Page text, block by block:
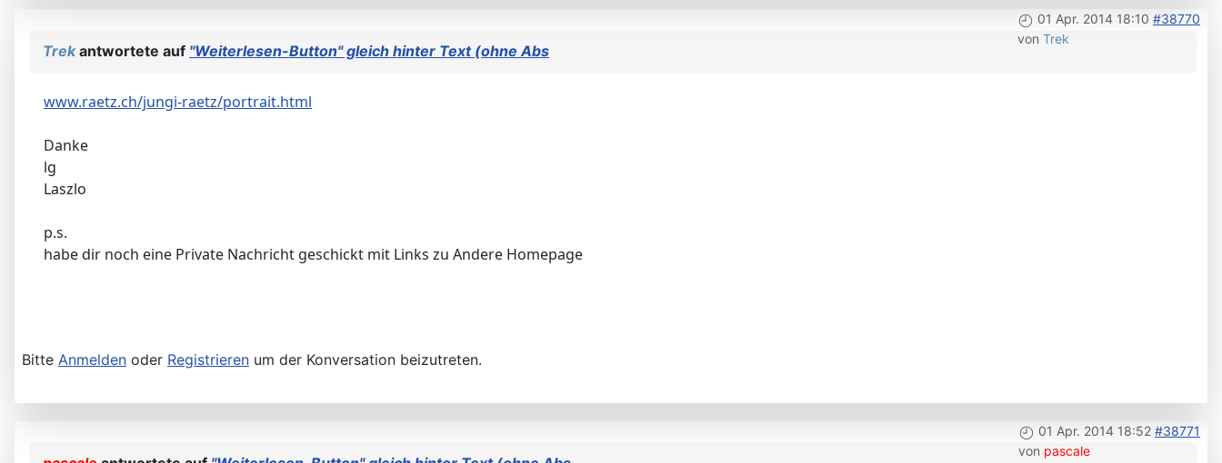
01 Apr. 2014 18:10 #38770
von Trek
Trekantwortete auf "Weiterlesen-Button" gleich hinter Text (ohne Abs
www.raetz.ch/jungi-raetz/portrait.html
Danke
lg
Laszlo
p.s.
habe dir noch eine Private Nachricht geschickt mit Links zu Andere Homepage
Bitte Anmelden oder Registrieren um der Konversation beizutreten.
01 Apr. 2014 18:52 #38771
von pascale